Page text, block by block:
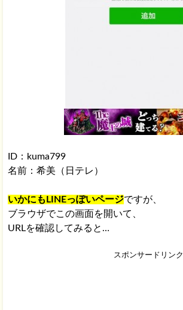
ID：kuma799
名前：希美（日テレ）
いかにもLINEっぽいページですが、
ブラウザでこの画面を開いて、
URLを確認してみると…
スポンサードリンク